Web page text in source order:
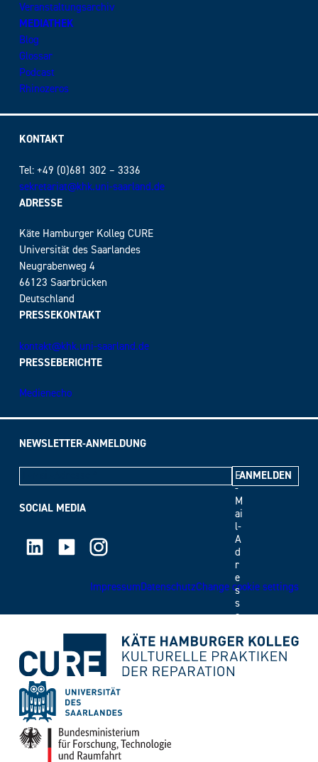
Veranstaltungsarchiv
MEDIATHEK
Blog
Glossar
Podcast
Rhinozeros
KONTAKT
Tel: +49 (0)681 302 – 3336
sekretariat@khk.uni-saarland.de
ADRESSE
Käte Hamburger Kolleg CURE
Universität des Saarlandes
Neugrabenweg 4
66123 Saarbrücken
Deutschland
PRESSEKONTAKT
kontakt@khk.uni-saarland.de
PRESSEBERICHTE
Medienecho
NEWSLETTER-ANMELDUNG
E
-
M
ai
l-
A
d
r
e
s
s
e
SOCIAL MEDIA
LinkedIn Youtube Instagram
ImpressumDatenschutzChange cookie settings